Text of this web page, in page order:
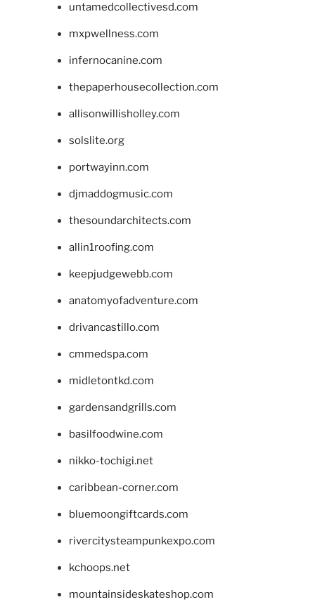
untamedcollectivesd.com
mxpwellness.com
infernocanine.com
thepaperhousecollection.com
allisonwillisholley.com
solslite.org
portwayinn.com
djmaddogmusic.com
thesoundarchitects.com
allin1roofing.com
keepjudgewebb.com
anatomyofadventure.com
drivancastillo.com
cmmedspa.com
midletontkd.com
gardensandgrills.com
basilfoodwine.com
nikko-tochigi.net
caribbean-corner.com
bluemoongiftcards.com
rivercitysteampunkexpo.com
kchoops.net
mountainsideskateshop.com